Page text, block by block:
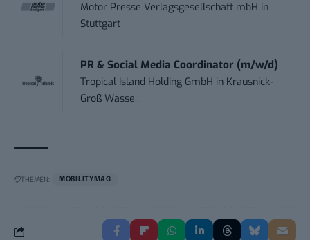
Motor Presse Verlagsgesellschaft mbH in
Stuttgart
PR & Social Media Coordinator (m/w/d)
Tropical Island Holding GmbH in Krausnick-
Groß Wasse...
THEMEN: MOBILITYMAG